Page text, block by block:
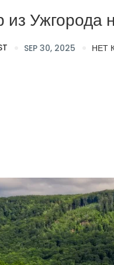
из
SEP 30, 2025 НЕТ